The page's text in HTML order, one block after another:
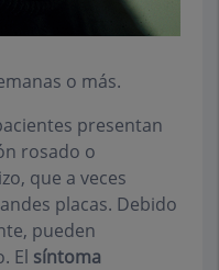
o más.
presentan
rosado o
que a veces
placas. Debido
pueden
El síntoma